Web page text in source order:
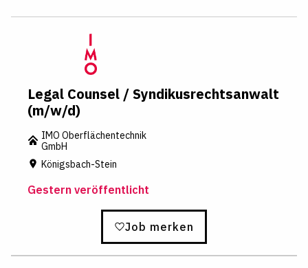
Legal Counsel / Syndikusrechtsanwalt
(m/w/d)
IMO Oberflächentechnik
GmbH
Königsbach-Stein
Gestern veröffentlicht
Job merken